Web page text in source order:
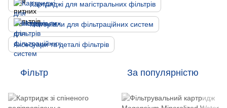
Картриджі для магістральних фільтрів
Матеріали для фільтраційних систем
Аксесуари та деталі фільтрів
Фільтр За популярністю